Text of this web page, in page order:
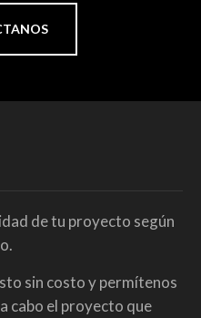
de tu proyecto según
sin costo y permítenos
cabo el proyecto que